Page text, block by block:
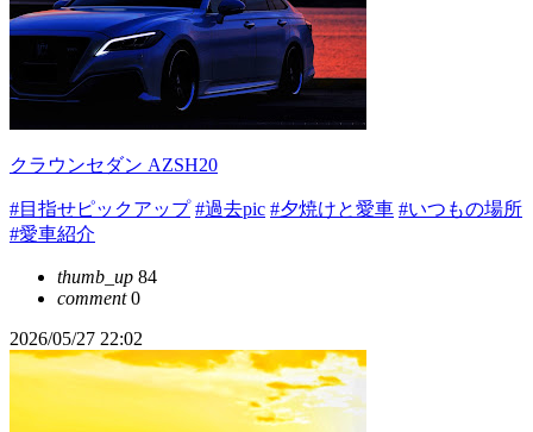
クラウンセダン AZSH20
#目指せピックアップ #過去pic #夕焼けと愛車 #いつもの場所
#愛車紹介
thumb_up 84
comment0
2026/05/27 22:02